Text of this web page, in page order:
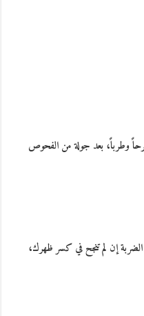
وطرباً، بعد جولة من الفحوص
الضربة إن لم تنجح في كسر ظهرك،